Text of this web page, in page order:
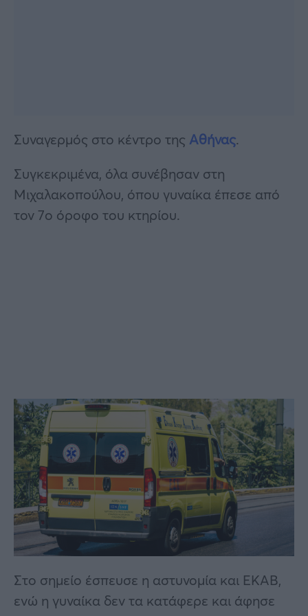
Συναγερμός στο κέντρο της Αθήνας.
Συγκεκριμένα, όλα συνέβησαν στη
Μιχαλακοπούλου, όπου γυναίκα έπεσε από
τον 7ο όροφο του κτηρίου.
Στο σημείο έσπευσε η αστυνομία και ΕΚΑΒ,
ενώ η γυναίκα δεν τα κατάφερε και άφησε